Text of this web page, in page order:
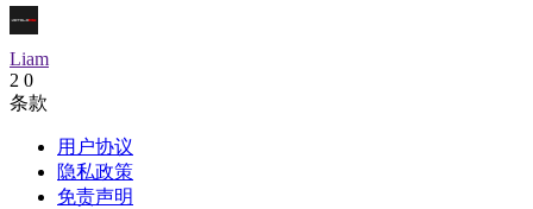
Liam
2 0
条款
用户协议
隐私政策
免责声明